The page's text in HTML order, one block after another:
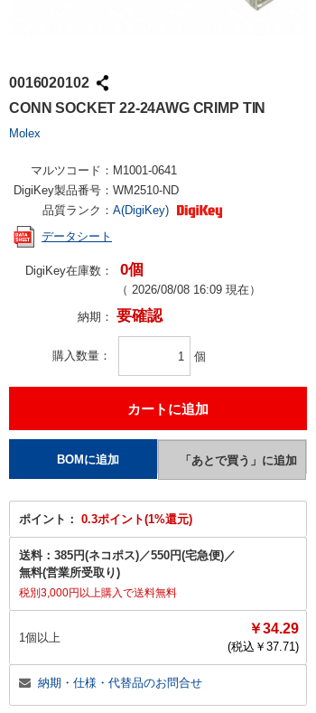
0016020102
CONN SOCKET 22-24AWG CRIMP TIN
Molex
マルツコード： M1001-0641
DigiKey製品番号： WM2510-ND
品質ランク： A(DigiKey)
データシート
DigiKey在庫数： 0個
（ 2026/08/08 16:09 現在）
納期： 要確認
購入数量 個
ポイント： 0.3ポイント(1%還元)
送料： 385円(ネコポス)／550円(宅急便)／
無料(営業所受取り)
税別3,000円以上購入で送料無料
1個以上
￥34.29
(税込￥ 37.71)
納期・仕様・代替品のお問合せ